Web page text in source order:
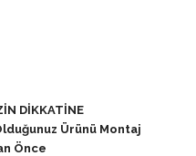
DİKKATİNE
Ürünü Montaj
Önce